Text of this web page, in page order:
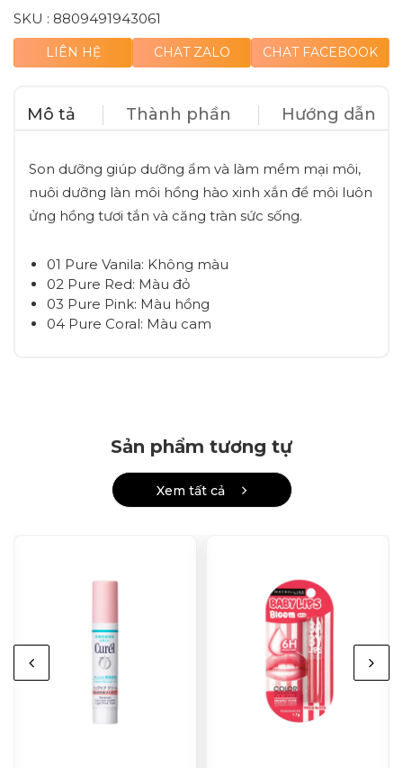
SKU : 8809491943061
LIÊN HỆ CHAT ZALO CHAT FACEBOOK
Mô tả Thành phần Hướng dẫn
Son dưỡng giúp dưỡng ẩm và làm mềm mại môi,
nuôi dưỡng làn môi hồng hào xinh xắn để môi luôn
ửng hồng tươi tắn và căng tràn sức sống.
01 Pure Vanila: Không màu
02 Pure Red: Màu đỏ
03 Pure Pink: Màu hồng
04 Pure Coral: Màu cam
Sản phẩm tương tự
Xem tất cả